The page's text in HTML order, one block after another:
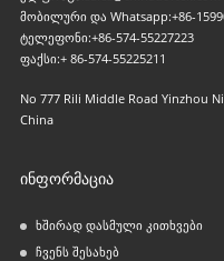
მობილური და Whatsapp:+86-
ტელეფონი:+86-574-55227223
ფაქსი:+ 86-574-55225211
No 777 Rili Middle Road Yinzhou
China
ᲘᲜᲤᲝᲠᲛᲐᲪᲘᲐ
ხშირად დასმული კითხვები
ჩვენს შესახებ